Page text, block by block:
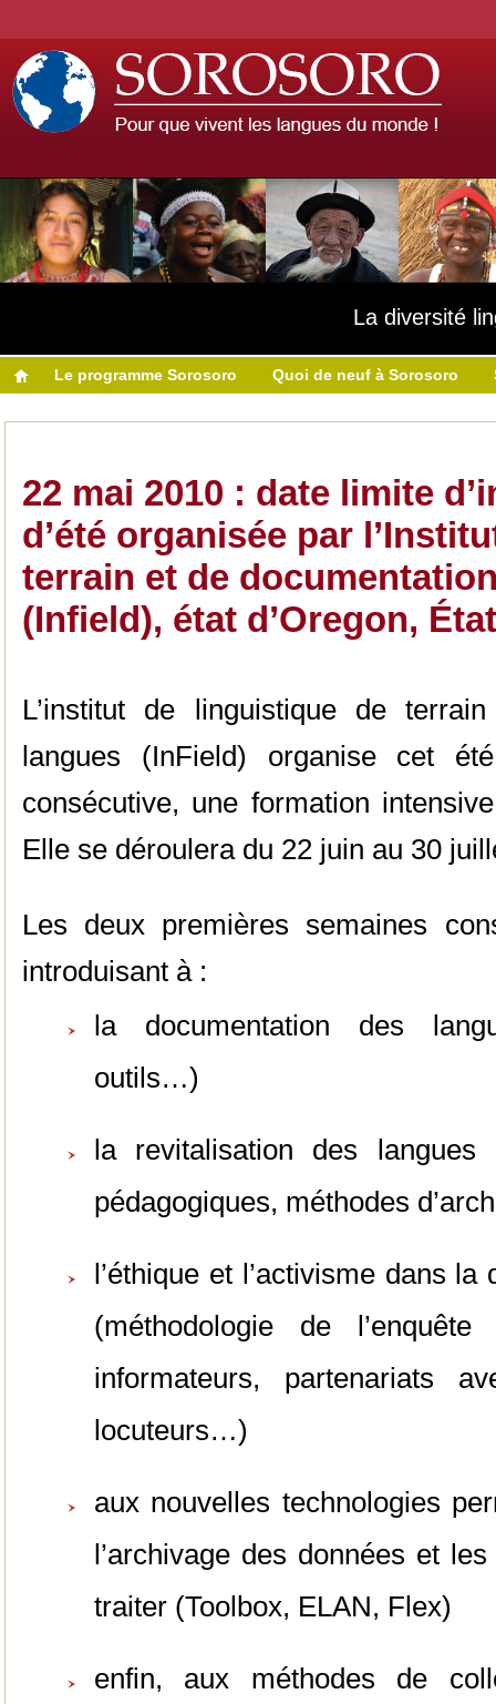
La diversité
Le programme Sorosoro Quoi de neuf à Sorosoro
22 mai 2010 : date limite
d’été organisée par
terrain et de
(Infield), état d’Oregon,
L’institut de linguistique de
langues (InField) organise cet
consécutive, une formation
Elle se déroulera du 22 juin au 30
Les deux premières semaines
introduisant à :
la documentation des
outils…)
la revitalisation des langues
pédagogiques, méthodes
l’éthique et l’activisme dans
(méthodologie de
informateurs, partenariats
locuteurs…)
aux nouvelles technologies
l’archivage des données et
traiter (Toolbox, ELAN, Flex)
enfin, aux méthodes de